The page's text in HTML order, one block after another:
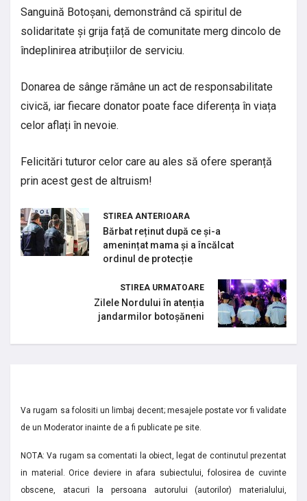
Sanguină Botoșani, demonstrând că spiritul de
solidaritate și grija față de comunitate merg dincolo de
îndeplinirea atribuțiilor de serviciu.
Donarea de sânge rămâne un act de responsabilitate
civică, iar fiecare donator poate face diferența în viața
celor aflați în nevoie.
Felicitări tuturor celor care au ales să ofere speranță
prin acest gest de altruism!
STIREA ANTERIOARA
Bărbat reținut după ce și-a
amenințat mama și a încălcat
ordinul de protecție
STIREA URMATOARE
Zilele Nordului în atenția
jandarmilor botoșăneni
Va rugam sa folositi un limbaj decent; mesajele postate vor fi validate
de un Moderator inainte de a fi publicate pe site.
NOTA: Va rugam sa comentati la obiect, legat de continutul prezentat
in material. Orice deviere in afara subiectului, folosirea de cuvinte
obscene, atacuri la persoana autorului (autorilor) materialului,